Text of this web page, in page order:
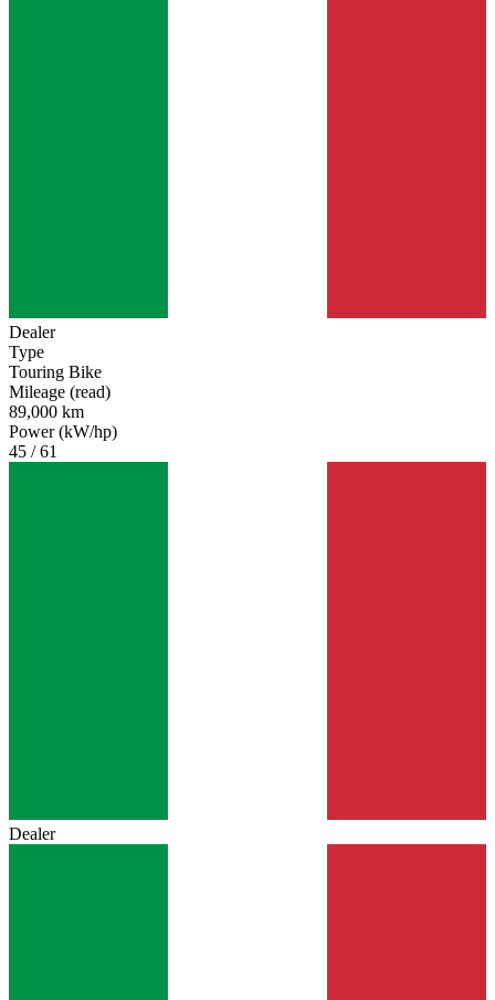
Dealer
Type
Touring Bike
Mileage (read)
89,000 km
Power (kW/hp)
45 / 61
Dealer